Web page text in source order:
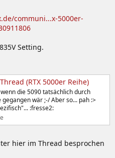
communi...x-5000er-
Setting.
(RTX 5000er Reihe)
die 5090 tatsächlich durch
wär ;-/ Aber so... pah :>
:fresse2:
hier im Thread besprochen